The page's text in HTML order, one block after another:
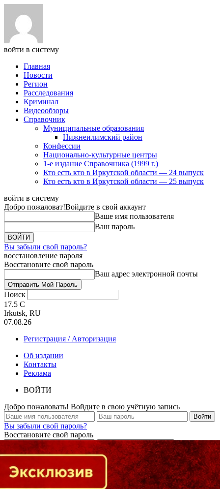
войти в систему
Главная
Новости
Регион
Расследования
Криминал
Видеообзоры
Справочник
Муниципальные образования
Нижнеилимский район
Конфессии
Национально-культурные центры
1-е издание Справочника (1999 г.)
Кто есть кто в Иркутской области — 24 выпуск
Кто есть кто в Иркутской области — 25 выпуск
войти в систему
Добро пожаловат!Войдите в свой аккаунт
Ваше имя пользователя
Ваш пароль
Вы забыли свой пароль?
восстановление пароля
Восстановите свой пароль
Ваш адрес электронной почты
Поиск
17.5 C
Irkutsk, RU
07.08.26
Регистрация / Авторизация
Об издании
Контакты
Реклама
ВОЙТИ
Добро пожаловать! Войдите в свою учётную запись
Вы забыли свой пароль?
Восстановите свой пароль
Кто есть кто в Байкальском регионе